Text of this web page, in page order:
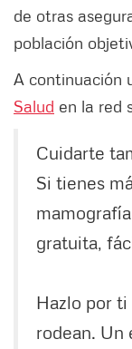
de otras
población
A continuación
Salud en la red
Cuidarte
Si tienes
gratuita,
Hazlo por
rodean. Un